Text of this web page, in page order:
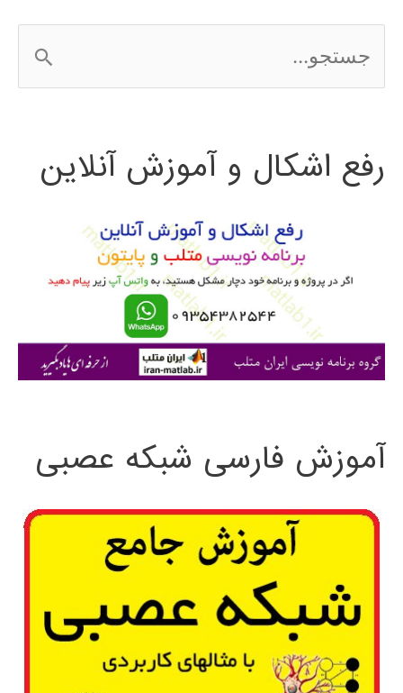
مثال
س
ج
ی
رفع اشکال و آموزش آنلاین
آموزش فارسی شبکه عصبی